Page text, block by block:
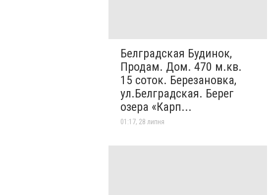
Белградская Будинок,
Продам. Дом. 470 м.кв.
15 соток. Березановка,
ул.Белградская. Берег
озера «Карп...
01:17, 28 липня